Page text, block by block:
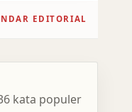
EDITORIAL
kata populer